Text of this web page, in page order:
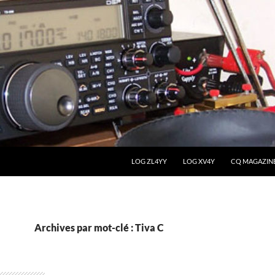
LOG ZL4YY LOG XV4Y CQ
Archives par mot-clé : Tiva C